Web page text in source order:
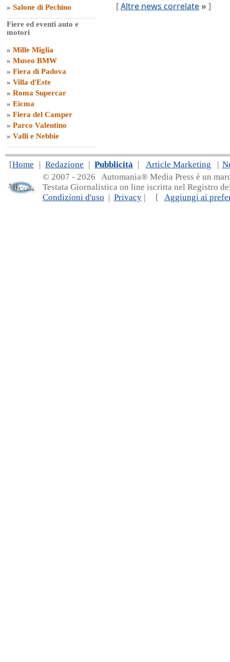
» Salone di Pechino
Fiere ed eventi auto e
motori
» Mille Miglia
» Museo BMW
» Fiera di Padova
» Villa d'Este
» Roma Supercar
» Eicma
» Fiera del Camper
» Parco Valentino
» Valli e Nebbie
[Altre news correlate » ]
[Home | Redazione | Pubblicità | Article Marketing |
© 2007 - 2026 Automania® Media Press è un
Testata Giornalistica on line iscritta nel Registro
Condizioni d'uso | Privacy | [ Aggiungi ai